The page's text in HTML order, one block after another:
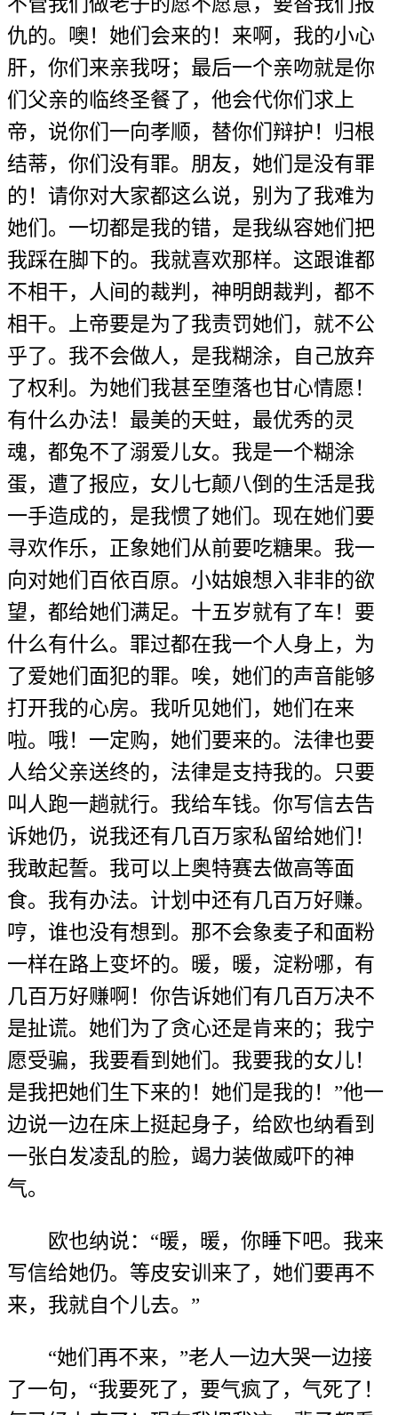
仇的。噢！她们会来的！来啊，我的小心
肝，你们来亲我呀；最后一个亲吻就是你
们父亲的临终圣餐了，他会代你们求上
帝，说你们一向孝顺，替你们辩护！归根
结蒂，你们没有罪。朋友，她们是没有罪
的！请你对大家都这么说，别为了我难为
她们。一切都是我的错，是我纵容她们把
我踩在脚下的。我就喜欢那样。这跟谁都
不相干，人间的裁判，神明朗裁判，都不
相干。上帝要是为了我责罚她们，就不公
乎了。我不会做人，是我糊涂，自己放弃
了权利。为她们我甚至堕落也甘心情愿！
有什么办法！最美的天蛀，最优秀的灵
魂，都兔不了溺爱儿女。我是一个糊涂
蛋，遭了报应，女儿七颠八倒的生活是我
一手造成的，是我惯了她们。现在她们要
寻欢作乐，正象她们从前要吃糖果。我一
向对她们百依百原。小姑娘想入非非的欲
望，都给她们满足。十五岁就有了车！要
什么有什么。罪过都在我一个人身上，为
了爱她们面犯的罪。唉，她们的声音能够
打开我的心房。我听见她们，她们在来
啦。哦！一定购，她们要来的。法律也要
人给父亲送终的，法律是支持我的。只要
叫人跑一趟就行。我给车钱。你写信去告
诉她仍，说我还有几百万家私留给她们！
我敢起誓。我可以上奥特赛去做高等面
食。我有办法。计划中还有几百万好赚。
哼，谁也没有想到。那不会象麦子和面粉
一样在路上变坏的。暖，暖，淀粉哪，有
几百万好赚啊！你告诉她们有几百万决不
是扯谎。她们为了贪心还是肯来的；我宁
愿受骗，我要看到她们。我要我的女儿！
是我把她们生下来的！她们是我的！”他一
边说一边在床上挺起身子，给欧也纳看到
一张白发凌乱的脸，竭力装做威吓的神
气。
欧也纳说：“暖，暖，你睡下吧。我来
写信给她仍。等皮安训来了，她们要再不
来，我就自个儿去。”
“她们再不来，”老人一边大哭一边接
了一句，“我要死了，要气疯了，气死了！